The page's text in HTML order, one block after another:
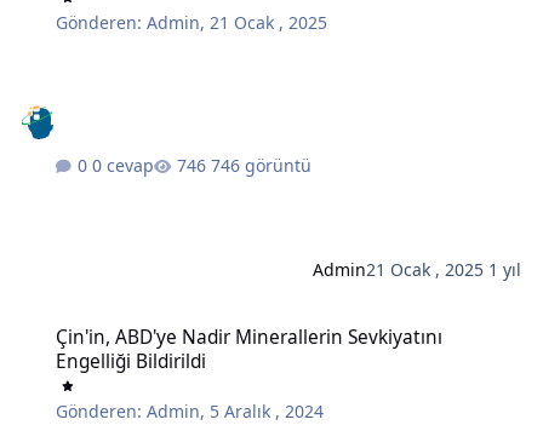
Gönderen:Admin,21 Ocak , 2025
0 cevap 746 görüntü
Admin21 Ocak , 2025 1 yıl
Çin'in, ABD'ye Nadir Minerallerin Sevkiyatını
Engelliği Bildirildi
Gönderen:Admin, 5 Aralık , 2024